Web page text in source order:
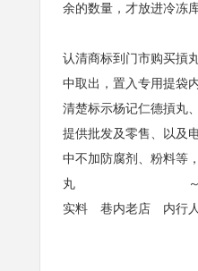
余的数量，才放进冷冻
认清商标到门市购买摃
中取出，置入专用提袋
清楚标示杨记仁德摃丸
提供批发及零售、以及
中不加防腐剂、粉料等
丸 ～不加防
实料 巷内老店 内行人